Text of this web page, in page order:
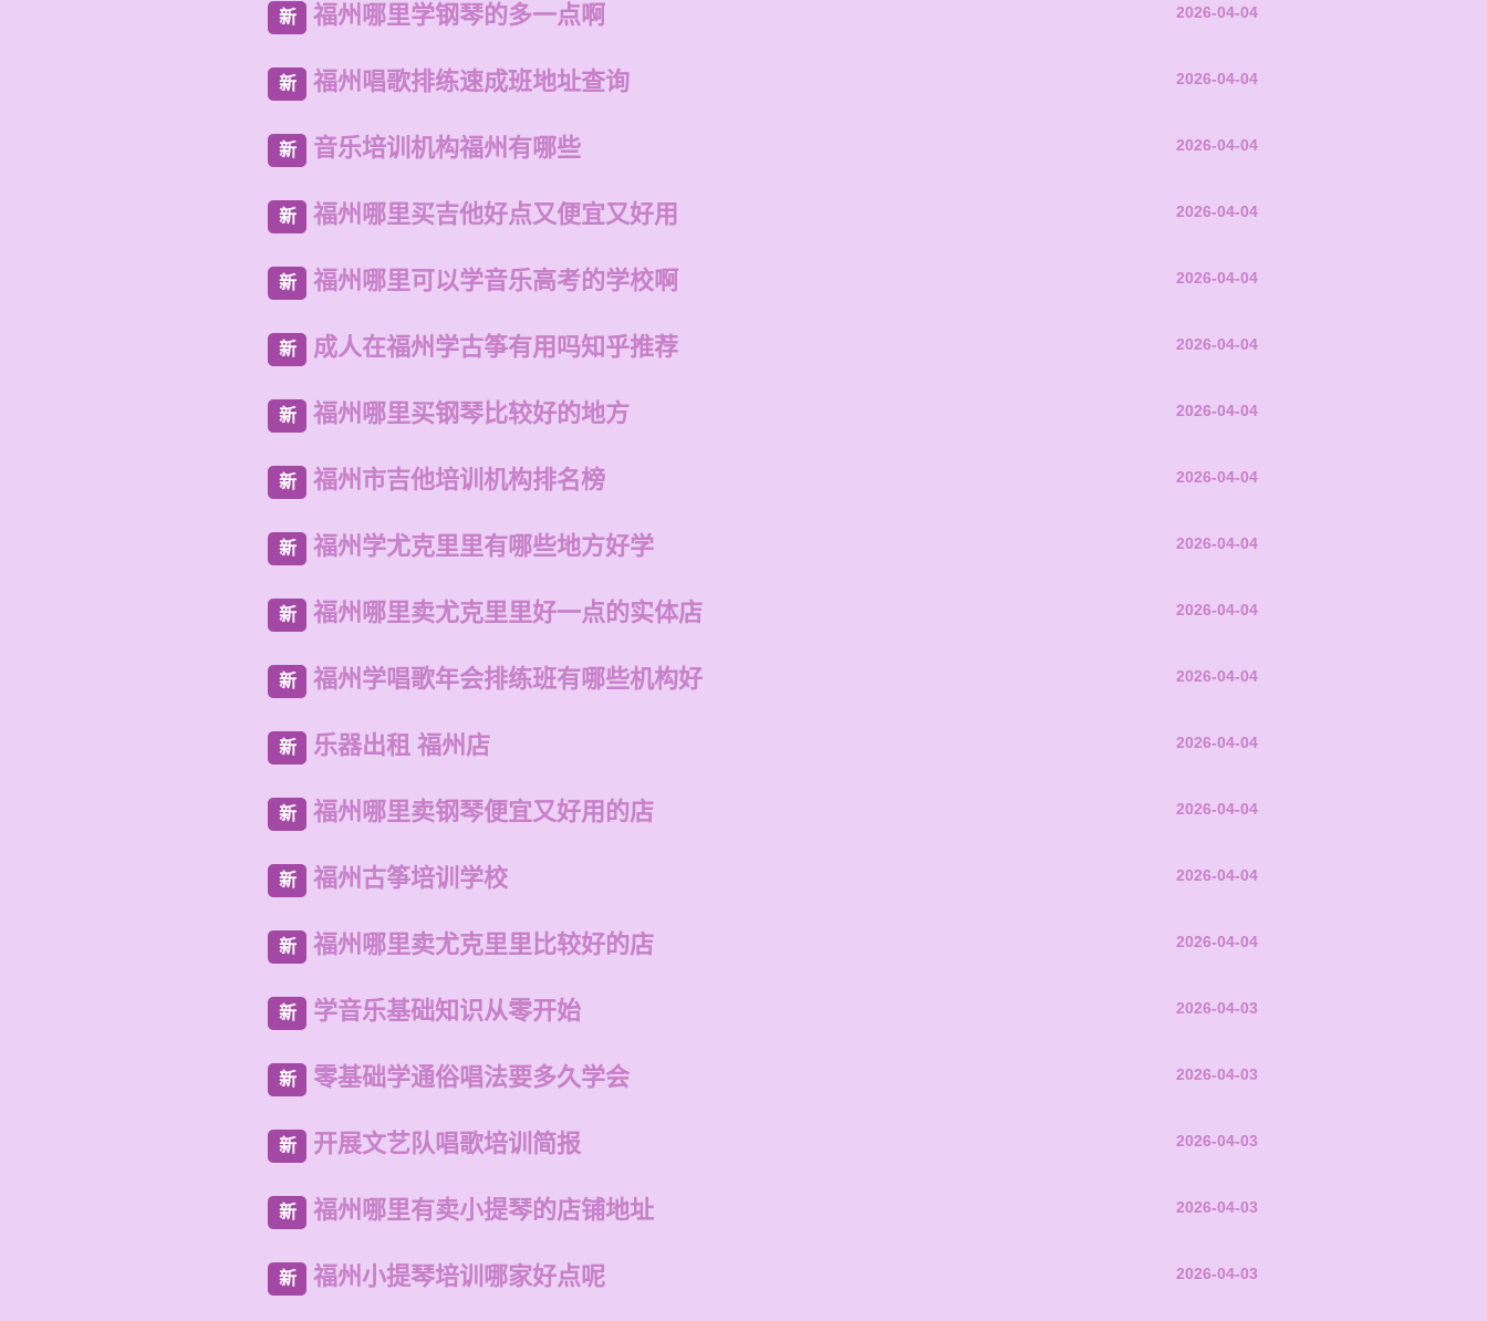
新 福州哪里学钢琴的多一点啊 2026-04-04
新 福州唱歌排练速成班地址查询 2026-04-04
新 音乐培训机构福州有哪些 2026-04-04
新 福州哪里买吉他好点又便宜又好用 2026-04-04
新 福州哪里可以学音乐高考的学校啊 2026-04-04
新 成人在福州学古筝有用吗知乎推荐 2026-04-04
新 福州哪里买钢琴比较好的地方 2026-04-04
新 福州市吉他培训机构排名榜 2026-04-04
新 福州学尤克里里有哪些地方好学 2026-04-04
新 福州哪里卖尤克里里好一点的实体店 2026-04-04
新 福州学唱歌年会排练班有哪些机构好 2026-04-04
新 乐器出租 福州店 2026-04-04
新 福州哪里卖钢琴便宜又好用的店 2026-04-04
新 福州古筝培训学校 2026-04-04
新 福州哪里卖尤克里里比较好的店 2026-04-04
新 学音乐基础知识从零开始 2026-04-03
新 零基础学通俗唱法要多久学会 2026-04-03
新 开展文艺队唱歌培训简报 2026-04-03
新 福州哪里有卖小提琴的店铺地址 2026-04-03
新 福州小提琴培训哪家好点呢 2026-04-03